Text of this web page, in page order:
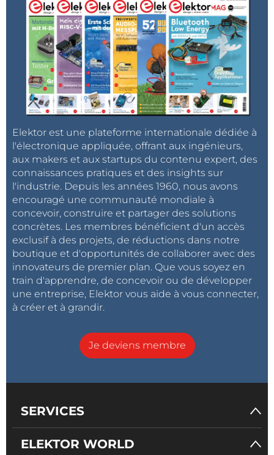
Elektor est une plateforme internationale dédiée à
l'électronique appliquée, offrant aux ingénieurs,
aux makers et aux startups du contenu expert, des
connaissances pratiques et des insights sur
l'industrie. Depuis les années 1960, nous avons
encouragé une communauté mondiale à
concevoir, construire et partager des solutions
concrètes. Les membres bénéficient d'un accès
exclusif à des projets, de réductions dans notre
boutique et d'opportunités de collaborer avec des
innovateurs de premier plan. Que vous soyez en
train d'apprendre, de concevoir ou de développer
une entreprise, Elektor vous aide à vous connecter,
à créer et à grandir.
Je deviens membre
SERVICES
ELEKTOR WORLD